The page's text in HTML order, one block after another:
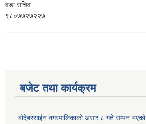
वडा सचिव
९८०७७२७२२७
बजेट तथा कार्यक्रम
बोदेबरसाईन नगरपालिकाको असार ८ गते सम्पन